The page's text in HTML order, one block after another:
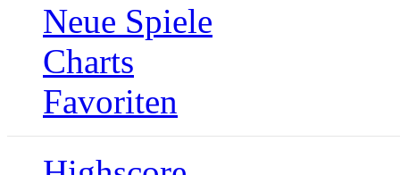
Neue Spiele
Charts
Favoriten